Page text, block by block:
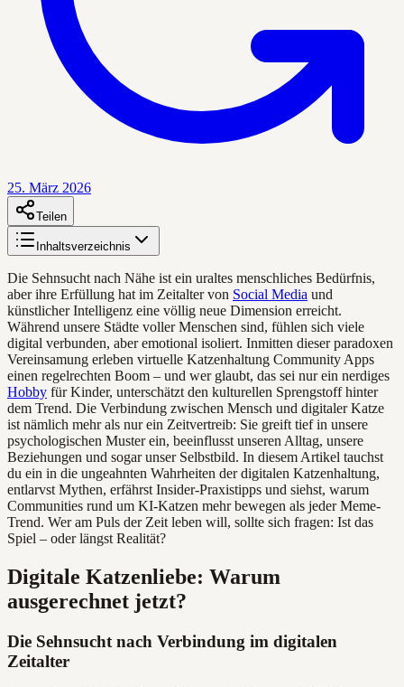
25. März 2026
Teilen
Inhaltsverzeichnis
Die Sehnsucht nach Nähe ist ein uraltes menschliches Bedürfnis,
aber ihre Erfüllung hat im Zeitalter von Social Media und
künstlicher Intelligenz eine völlig neue Dimension erreicht.
Während unsere Städte voller Menschen sind, fühlen sich viele
digital verbunden, aber emotional isoliert. Inmitten dieser paradoxen
Vereinsamung erleben virtuelle Katzenhaltung Community Apps
einen regelrechten Boom – und wer glaubt, das sei nur ein nerdiges
Hobby für Kinder, unterschätzt den kulturellen Sprengstoff hinter
dem Trend. Die Verbindung zwischen Mensch und digitaler Katze
ist nämlich mehr als nur ein Zeitvertreib: Sie greift tief in unsere
psychologischen Muster ein, beeinflusst unseren Alltag, unsere
Beziehungen und sogar unser Selbstbild. In diesem Artikel tauchst
du ein in die ungeahnten Wahrheiten der digitalen Katzenhaltung,
entlarvst Mythen, erfährst Insider-Praxistipps und siehst, warum
Communities rund um KI-Katzen mehr bewegen als jeder Meme-
Trend. Wer am Puls der Zeit leben will, sollte sich fragen: Ist das
Spiel – oder längst Realität?
Digitale Katzenliebe: Warum
ausgerechnet jetzt?
Die Sehnsucht nach Verbindung im digitalen
Zeitalter